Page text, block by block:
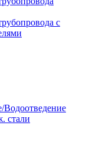
с
Водоотведение
стали